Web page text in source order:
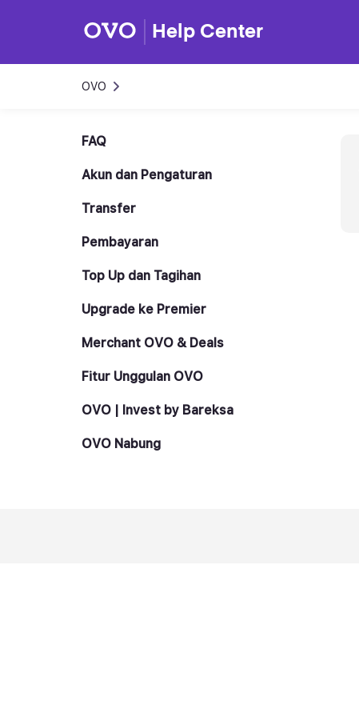
Help Center
OVO
FAQ
Akun dan Pengaturan
Transfer
Pembayaran
Top Up dan Tagihan
Upgrade ke Premier
Merchant OVO & Deals
Fitur Unggulan OVO
OVO | Invest by Bareksa
OVO Nabung